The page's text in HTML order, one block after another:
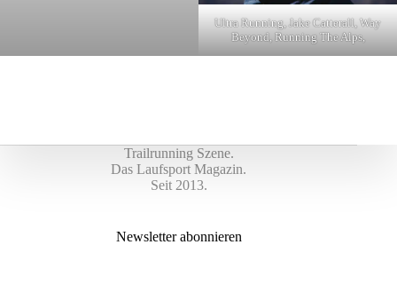
Ultra Running, Jake Catterall, Way
Beyond, Running The Alps,
Trailrunning Szene.
Das Laufsport Magazin.
Seit 2013.
Newsletter abonnieren